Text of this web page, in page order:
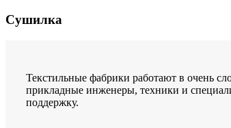
Сушилка
Текстильные фабрики работают в очень
прикладные инженеры, техники и
поддержку.